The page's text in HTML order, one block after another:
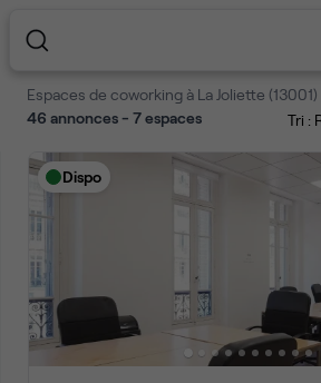
Espaces de coworking à La Joliette
46 annonces - 7 espaces
Tri :
Dispo